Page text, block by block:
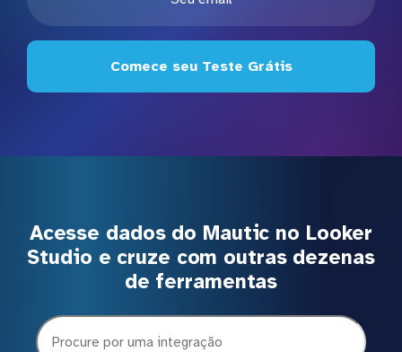
Comece seu Teste Grátis
Acesse dados do Mautic no Looker
Studio e cruze com outras dezenas
de ferramentas